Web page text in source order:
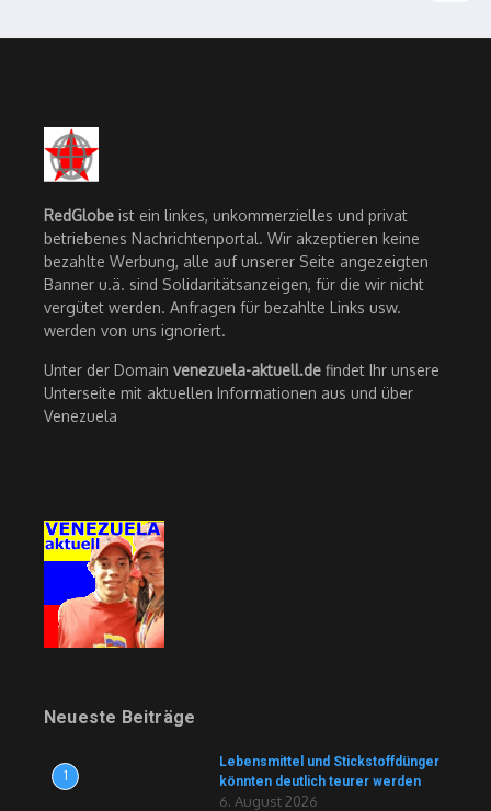
RedGlobe ist ein linkes, unkommerzielles und privat
betriebenes Nachrichtenportal. Wir akzeptieren keine
bezahlte Werbung, alle auf unserer Seite angezeigten
Banner u.ä. sind Solidaritätsanzeigen, für die wir nicht
vergütet werden. Anfragen für bezahlte Links usw.
werden von uns ignoriert.
Unter der Domain venezuela-aktuell.de findet Ihr unsere
Unterseite mit aktuellen Informationen aus und über
Venezuela
Neueste Beiträge
1
Lebensmittel und Stickstoffdünger
könnten deutlich teurer werden
6. August 2026